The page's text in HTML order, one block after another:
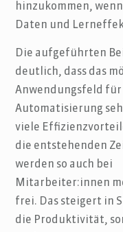
hinzukommen,
Daten und
Die aufgeführten
deutlich, dass das
Anwendungsfeld
Automatisierung
viele
die entstehenden
werden so auch bei
Mitarbeiter:innen
frei. Das steigert in
die Produktivität,